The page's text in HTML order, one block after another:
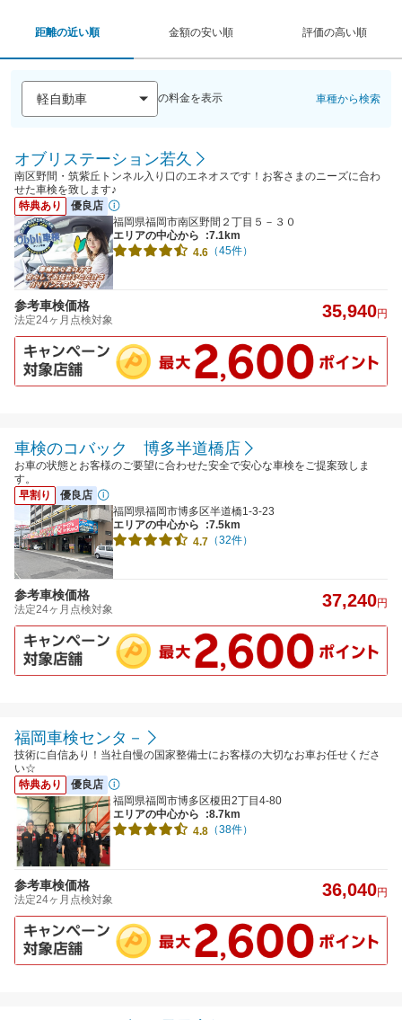
距離の近い順 金額の安い順 評価の高い順
の料金を表示 車種から検索
オブリステーション若久
南区野間・筑紫丘トンネル入り口のエネオスです！お客さまのニーズに合わ
せた車検を致します♪
特典あり
優良店
福岡県福岡市南区野間２丁目５－３０
エリアの中心から
:7.1km
4.6 （45件）
参考車検価格
法定24ヶ月点検対象 35,940円
車検のコバック 博多半道橋店
お車の状態とお客様のご要望に合わせた安全で安心な車検をご提案致しま
す。
早割り
優良店
福岡県福岡市博多区半道橋1-3-23
エリアの中心から
:7.5km
4.7 （32件）
参考車検価格
法定24ヶ月点検対象 37,240円
福岡車検センタ－
技術に自信あり！当社自慢の国家整備士にお客様の大切なお車お任せくださ
い☆
特典あり
優良店
福岡県福岡市博多区榎田2丁目4-80
エリアの中心から
:8.7km
4.8 （38件）
参考車検価格
法定24ヶ月点検対象 36,040円